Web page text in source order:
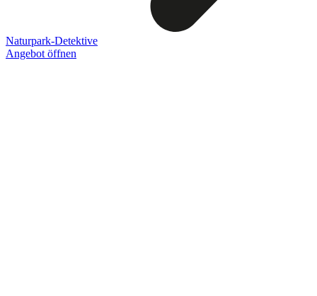
Naturpark-Detektive
Angebot öffnen